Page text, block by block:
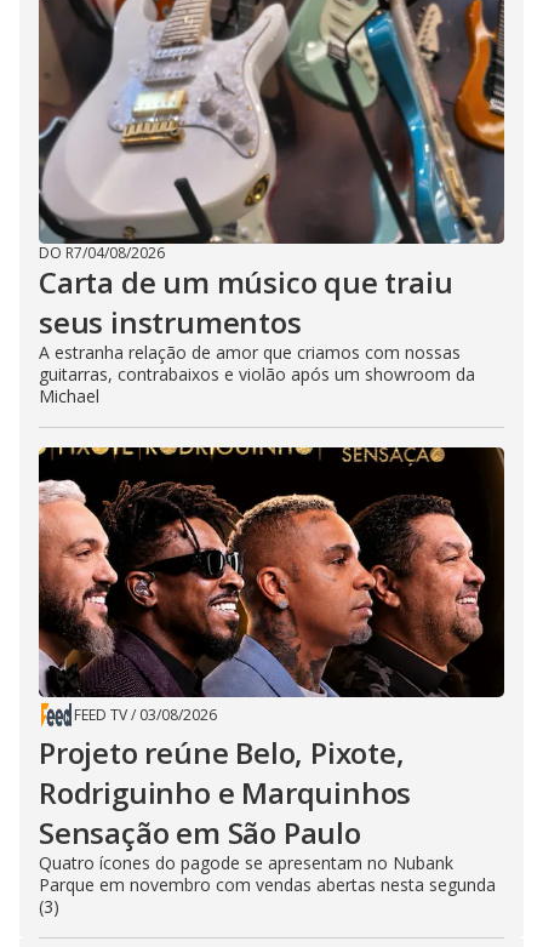
DO R7/04/08/2026
Carta de um músico que traiu
seus instrumentos
A estranha relação de amor que criamos com nossas
guitarras, contrabaixos e violão após um showroom da
Michael
FEED TV/ 03/08/2026
Projeto reúne Belo, Pixote,
Rodriguinho e Marquinhos
Sensação em São Paulo
Quatro ícones do pagode se apresentam no Nubank
Parque em novembro com vendas abertas nesta segunda
(3)